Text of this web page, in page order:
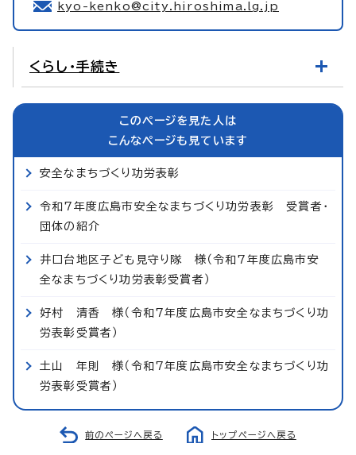
kyo-kenko@city.hiroshima.lg.jp
くらし・手続き
このページを見た人は
こんなページも見ています
安全なまちづくり功労表彰
令和7年度広島市安全なまちづくり功労表彰 受賞者・
団体の紹介
井口台地区子ども見守り隊 様（令和7年度広島市安
全なまちづくり功労表彰受賞者）
好村 清香 様（令和7年度広島市安全なまちづくり功
労表彰受賞者）
土山 年則 様（令和7年度広島市安全なまちづくり功
労表彰受賞者）
前のページへ戻る トップページへ戻る